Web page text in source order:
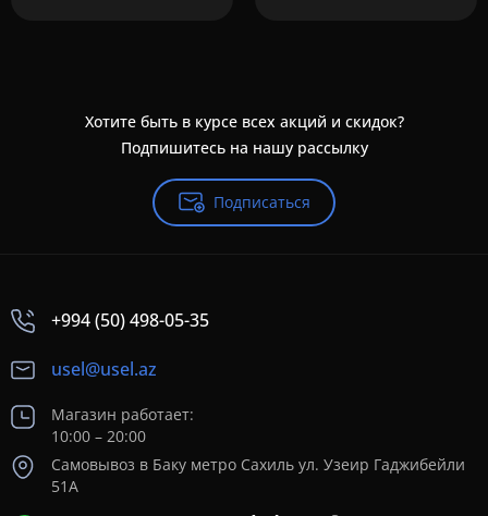
Хотите быть в курсе всех акций и скидок?
Подпишитесь на нашу рассылку
Подписаться
+994 (50) 498-05-35
usel@usel.az
Магазин работает:
10:00 – 20:00
Самовывоз в Баку метро Сахиль ул. Узеир Гаджибейли
51А